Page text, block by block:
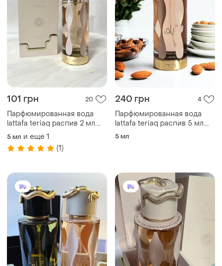
101 грн 20
Парфюмированная вода
lattafa teriaq распив 2 мл.
оригинал!
5 мл и еще 1
(1)
240 грн 4
Парфюмированная вода
lattafa teriaq распив 5 мл.
оригинал!
5 мл